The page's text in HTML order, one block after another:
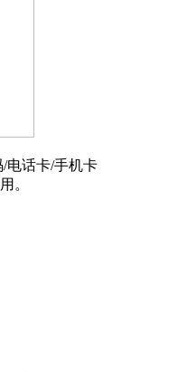
电话卡/手机卡
。